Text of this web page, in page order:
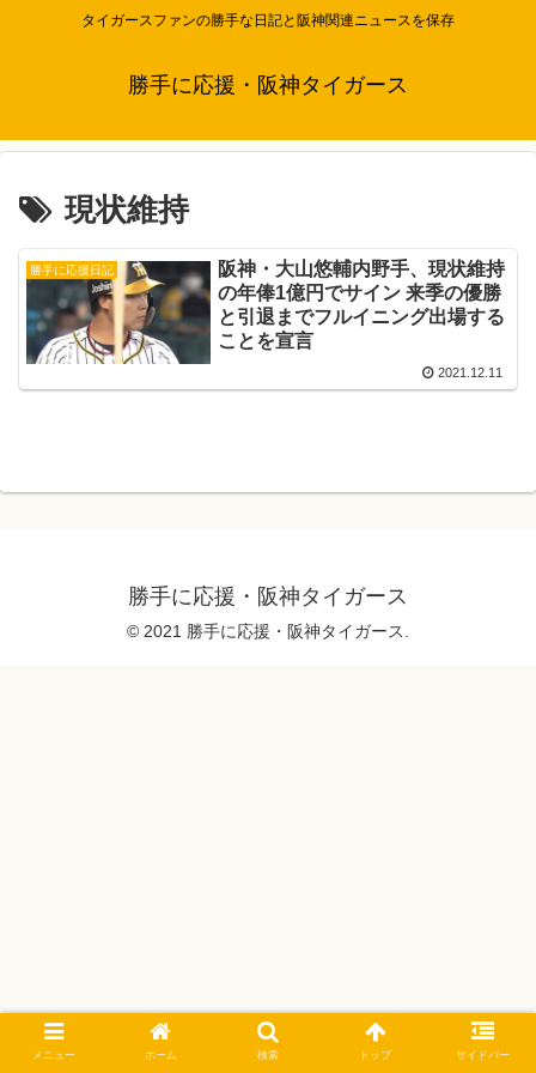
タイガースファンの勝手な日記と阪神関連ニュースを保存
勝手に応援・阪神タイガース
現状維持
勝手に応援日記
阪神・大山悠輔内野手、現状維持
の年俸1億円でサイン 来季の優勝
と引退までフルイニング出場する
ことを宣言
2021.12.11
勝手に応援・阪神タイガース
© 2021 勝手に応援・阪神タイガース.
メニュー ホーム 検索 トップ サイドバー